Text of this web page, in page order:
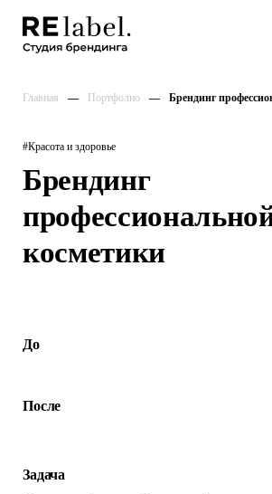
Главная Портфолио Брендинг
#Красота и здоровье
Брендинг
косметики
До
После
Задача